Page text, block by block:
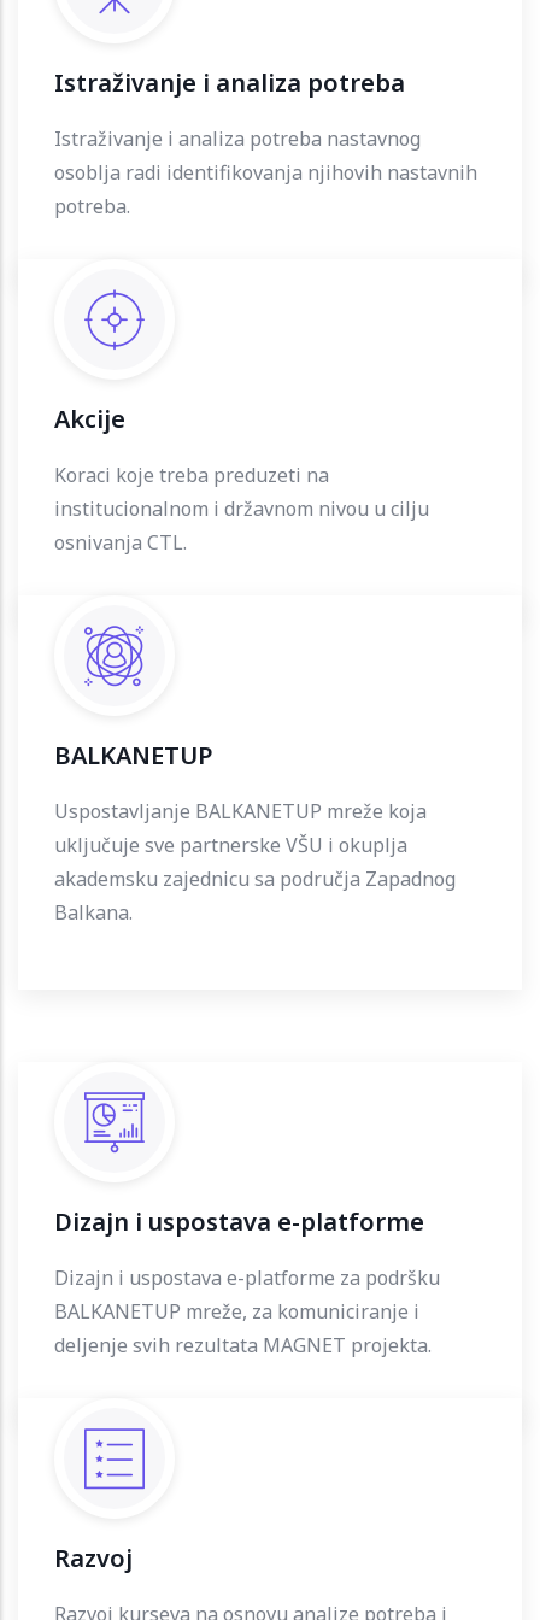
Istraživanje i analiza potreba
Istraživanje i analiza potreba nastavnog
osoblja radi identifikovanja njihovih nastavnih
potreba.
Akcije
Koraci koje treba preduzeti na
institucionalnom i državnom nivou u cilju
osnivanja CTL.
BALKANETUP
Uspostavljanje BALKANETUP mreže koja
uključuje sve partnerske VŠU i okuplja
akademsku zajednicu sa područja Zapadnog
Balkana.
Dizajn i uspostava e-platforme
Dizajn i uspostava e-platforme za podršku
BALKANETUP mreže, za komuniciranje i
deljenje svih rezultata MAGNET projekta.
Razvoj
Razvoj kurseva na osnovu analize potreba i